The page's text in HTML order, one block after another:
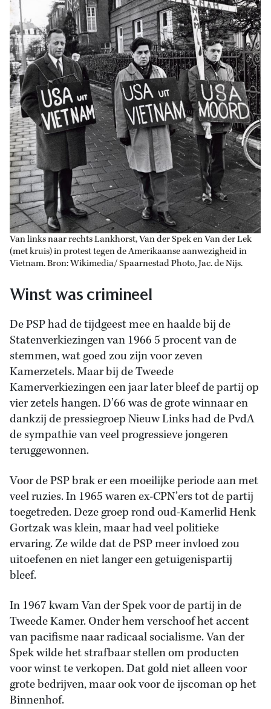
Van links naar rechts Lankhorst, Van der Spek en Van der Lek
(met kruis) in protest tegen de Amerikaanse aanwezigheid in
Vietnam. Bron: Wikimedia/ Spaarnestad Photo, Jac. de Nijs.
Winst was crimineel
De PSP had de tijdgeest mee en haalde bij de
Statenverkiezingen van 1966 5 procent van de
stemmen, wat goed zou zijn voor zeven
Kamerzetels. Maar bij de Tweede
Kamerverkiezingen een jaar later bleef de partij op
vier zetels hangen. D’66 was de grote winnaar en
dankzij de pressiegroep Nieuw Links had de PvdA
de sympathie van veel progressieve jongeren
teruggewonnen.
Voor de PSP brak er een moeilijke periode aan met
veel ruzies. In 1965 waren ex-CPN’ers tot de partij
toegetreden. Deze groep rond oud-Kamerlid Henk
Gortzak was klein, maar had veel politieke
ervaring. Ze wilde dat de PSP meer invloed zou
uitoefenen en niet langer een getuigenispartij
bleef.
In 1967 kwam Van der Spek voor de partij in de
Tweede Kamer. Onder hem verschoof het accent
van pacifisme naar radicaal socialisme. Van der
Spek wilde het strafbaar stellen om producten
voor winst te verkopen. Dat gold niet alleen voor
grote bedrijven, maar ook voor de ijscoman op het
Binnenhof.